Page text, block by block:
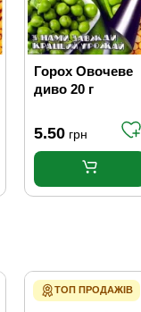
Горох Овочеве
диво 20 г
5.50 грн
ТОП ПРОДАЖІВ